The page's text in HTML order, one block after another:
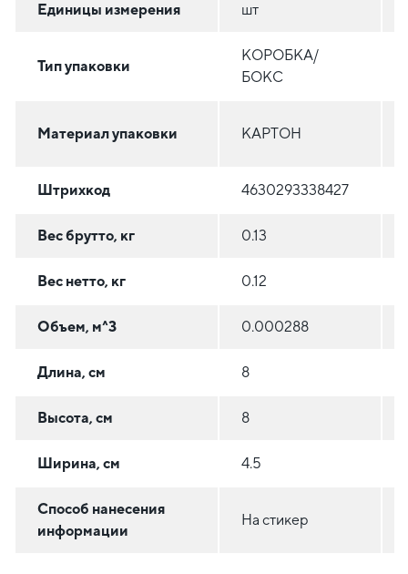
Единицы измерения шт
Тип упаковки
КОРОБКА/
БОКС
Материал упаковки КАРТОН
Штрихкод 4630293338427
Вес брутто, кг 0.13
Вес нетто, кг 0.12
Объем, м^3 0.000288
Длина, см 8
Высота, см 8
Ширина, см 4.5
Способ нанесения
информации
На стикер